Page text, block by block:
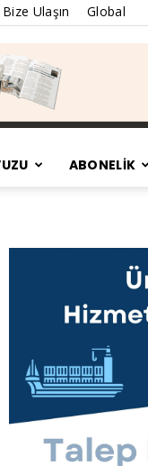
Bize Ulaşın Global
ABONELİK